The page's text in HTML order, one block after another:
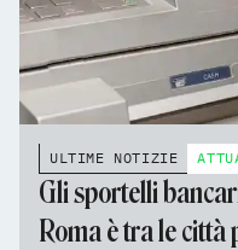
ULTIME NOTIZIE
Gli sportelli
Roma è tra le